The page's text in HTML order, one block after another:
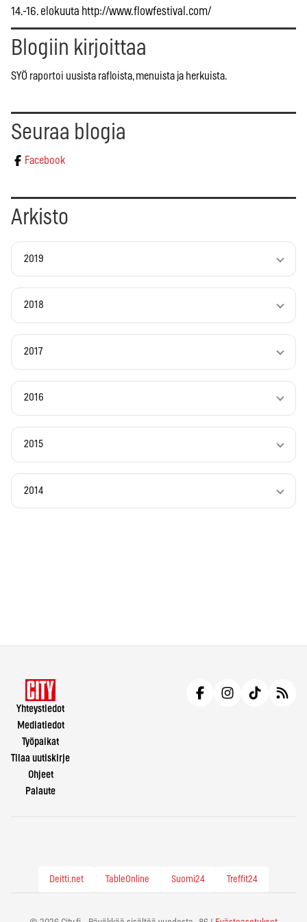
14.-16. elokuuta http://www.flowfestival.com/
Blogiin kirjoittaa
SYÖ raportoi uusista rafloista, menuista ja herkuista.
Seuraa blogia
Facebook
Arkisto
2019
2018
2017
2016
2015
2014
Yhteystiedot
Mediatiedot
Työpaikat
Tilaa uutiskirje
Ohjeet
Palaute
Deitti.net TableOnline Suomi24 Treffit24